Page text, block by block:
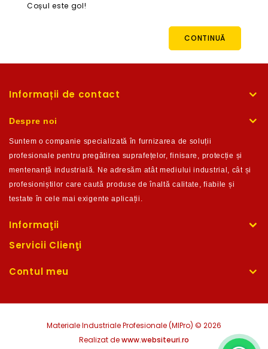
Coșul este gol!
CONTINUĂ
Informații de contact
Despre noi
Suntem o companie specializată în furnizarea de soluții
profesionale pentru pregătirea suprafețelor, finisare, protecție și
mentenanță industrială. Ne adresăm atât mediului industrial, cât și
profesioniștilor care caută produse de înaltă calitate, fiabile și
testate în cele mai exigente aplicații.
Informaţii
Servicii Clienţi
Contul meu
Materiale Industriale Profesionale (MIPro) © 2026
Realizat dewww.websiteuri.ro